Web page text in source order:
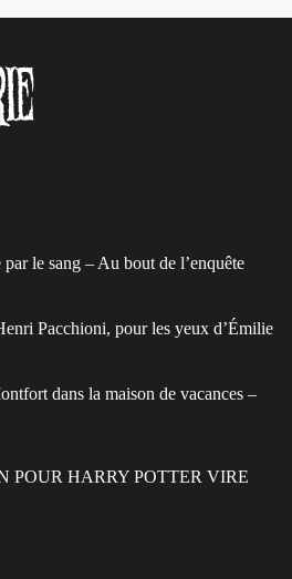
le sang – Au bout de l’enquête
Pacchioni, pour les yeux d’Émilie
dans la maison de vacances –
HARRY POTTER VIRE